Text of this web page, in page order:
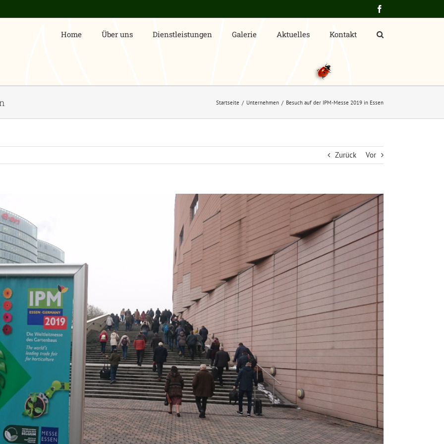
Home Über uns Dienstleistungen Galerie Aktuelles Kontakt
Startseite Unternehmen Besuch auf der IPM-Messe 2019 in Essen
Zurück Vor